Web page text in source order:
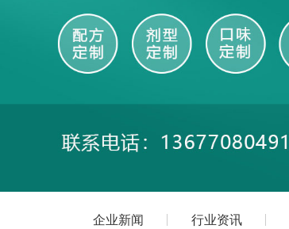
企业新闻 行业资讯